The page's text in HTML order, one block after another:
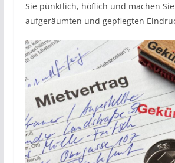
Sie pünktlich, höflich und machen
aufgeräumten und gepflegten